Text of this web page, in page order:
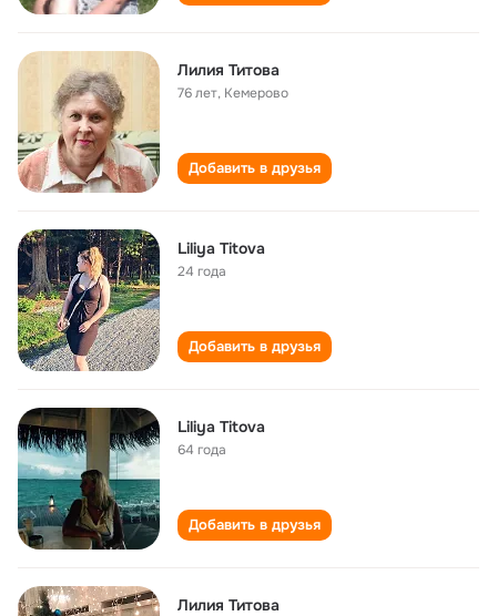
Лилия Титова
76 лет, Кемерово
Добавить в друзья
Liliya Titova
24 года
Добавить в друзья
Liliya Titova
64 года
Добавить в друзья
Лилия Титова